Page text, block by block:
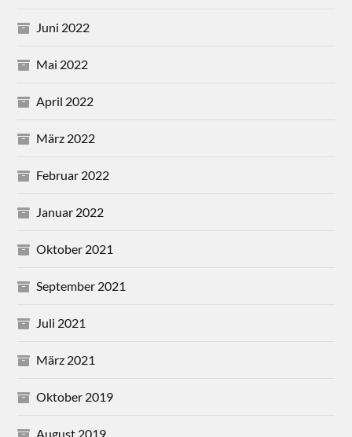
Juni 2022
Mai 2022
April 2022
März 2022
Februar 2022
Januar 2022
Oktober 2021
September 2021
Juli 2021
März 2021
Oktober 2019
August 2019